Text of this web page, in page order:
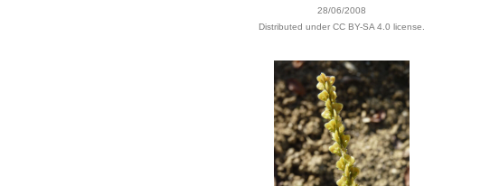
28/06/2008
Distributed under CC BY-SA 4.0 license.